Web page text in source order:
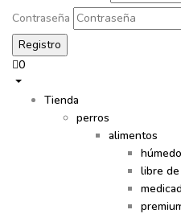
Contraseña
0
Tienda
perros
alimentos
libre